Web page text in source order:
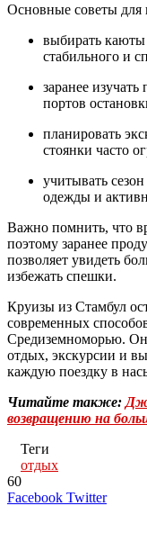
Основные советы для
выбирать каюты
стабильного и
заранее
портов
планировать
стоянки часто
учитывать
одежды и
Важно помнить, что
поэтому заранее
позволяет увидеть
избежать спешки.
Круизы из Стамбул
современных
Средиземноморью.
отдых, экскурсии и
каждую поездку в
Читайте также:
возвращению на
Теги
отдых
60
Facebook TwitterTumblr
Reddit
Skype
Viber
Line